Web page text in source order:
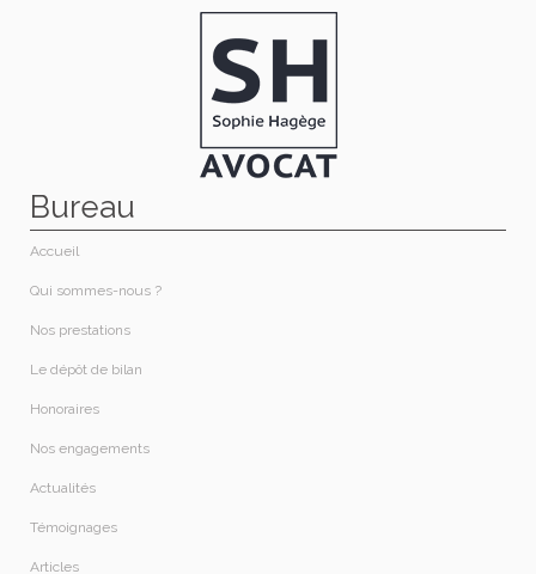
Bureau
Accueil
Qui sommes-nous ?​
Nos prestations​
Le dépôt de bilan
Honoraires​
Nos engagements
Actualités
Témoignages
Articles